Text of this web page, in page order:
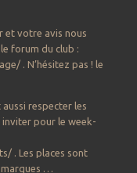
et votre avis nous
forum du club :
. N’hésitez pas ! le
respecter les
inviter pour le week-
. Les places sont
…